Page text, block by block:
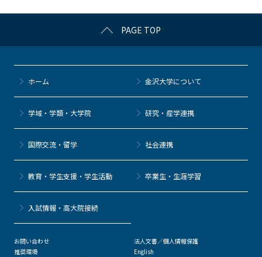
k
PAGE TOP
ホーム 金沢大学について
学域・学類・大学院 研究・産学連携
国際交流・留学 社会連携
教育・学生支援・学生活動 卒業生・生涯学習
⼊試情報・高大院接続
お問い合わせ
推奨環境
法人文書／個人情報保護
English